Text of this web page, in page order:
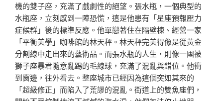
機的雙子座，充滿了戲劇性的絕望。張水瓶，一個典型的
水瓶座，立刻感到一陣恐慌，這是他患有「星座預報壓力
症候群」後的標準反應。他單戀著住在隔壁棟、經營一家
「平衡美學」咖啡館的林天秤。林天秤完美得像是從黃金
分割線中走出來的藝術品。而張水瓶的人生，則像一團被
獅子座暴君隨意亂踢的毛線球，充滿了混亂與錯位。他衝
到窗邊，往外看去。整座城市已經因為這個突如其來的
「超級修正」而陷入了荒謬的混亂。街道上的雙魚座們，